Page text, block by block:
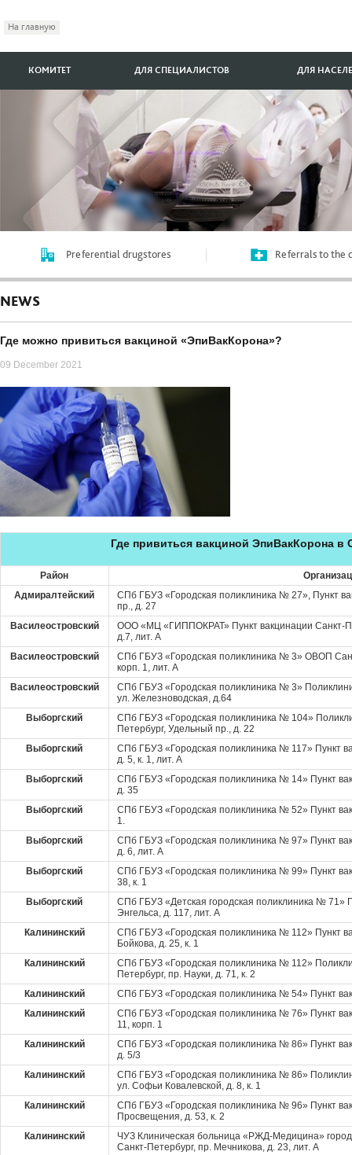
На главную
КОМИТЕТ ДЛЯ СПЕЦИАЛИСТОВ ДЛЯ
Preferential drugstores Referrals to the
NEWS
Где можно привиться вакциной «ЭпиВакКорона»?
09 December 2021
Где привиться вакциной ЭпиВакКорона в
Район
Адмиралтейский
СПб ГБУЗ «Городская поликлиника № 27», Пункт
пр., д. 27
Василеостровский
ООО «МЦ «ГИППОКРАТ» Пункт вакцинации Санкт-
д.7, лит. А
Василеостровский
СПб ГБУЗ «Городская поликлиника № 3» ОВОП
корп. 1, лит. А
Василеостровский
СПб ГБУЗ «Городская поликлиника № 3»
ул. Железноводская, д.64
Выборгский
СПб ГБУЗ «Городская поликлиника № 104»
Петербург, Удельный пр., д. 22
Выборгский
СПб ГБУЗ «Городская поликлиника № 117» Пункт
д. 5, к. 1, лит. А
Выборгский
СПб ГБУЗ «Городская поликлиника № 14» Пункт
д. 35
Выборгский
СПб ГБУЗ «Городская поликлиника № 52» Пункт
1.
Выборгский
СПб ГБУЗ «Городская поликлиника № 97» Пункт
д. 6, лит. А
Выборгский
СПб ГБУЗ «Городская поликлиника № 99» Пункт
38, к. 1
Выборгский
СПб ГБУЗ «Детская городская поликлиника № 71»
Энгельса, д. 117, лит. А
Калининский
СПб ГБУЗ «Городская поликлиника № 112» Пункт
Бойкова, д. 25, к. 1
Калининский
СПб ГБУЗ «Городская поликлиника № 112»
Петербург, пр. Науки, д. 71, к. 2
Калининский
СПб ГБУЗ «Городская поликлиника № 54» Пункт
Калининский
СПб ГБУЗ «Городская поликлиника № 76» Пункт
11, корп. 1
Калининский
СПб ГБУЗ «Городская поликлиника № 86» Пункт
д. 5/3
Калининский
СПб ГБУЗ «Городская поликлиника № 86»
ул. Софьи Ковалевской, д. 8, к. 1
Калининский
СПб ГБУЗ «Городская поликлиника № 96» Пункт
Просвещения, д. 53, к. 2
Калининский
ЧУЗ Клиническая больница «РЖД-Медицина»
Санкт-Петербург, пр. Мечникова, д. 23, лит. А